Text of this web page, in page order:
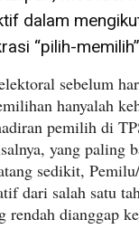
dalam
“pilih-
sebelum
hanyalah
pemilih di
yang paling
sedikit,
dari salah satu
dianggap